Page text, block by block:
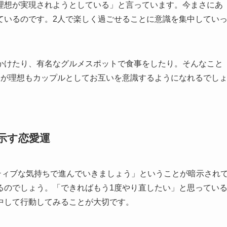
が実現されようとしている」と言っています。今まさにあ
るのです。2人で楽しく過ごせることに意識を集中していっ
たり、有名なグルメスポットで食事をしたり。そんなこと
理想もカップルとしてお互いを意識するようになれるでしょ
す恋愛運
ブな気持ちで進んでいきましょう」ということが暗示され
でしょう。「できればもう1度やり直したい」と思っている
て行動してみることが大切です。